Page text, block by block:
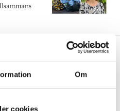
Om
cookies
skolan när allt fler
ge plats åt
ska